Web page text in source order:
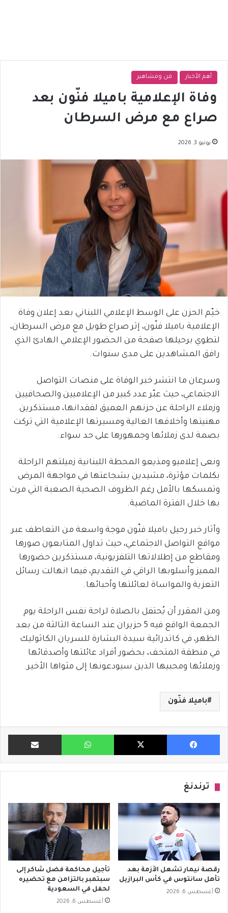
أهم الأخبار فن ومشاهير
وفاة الإعلامية باميلا فنّون بعد
صراع مع مرض السرطان
يونيو 3, 2026
خيّم الحزن على الوسط الإعلامي اللبناني بعد إعلان وفاة
الإعلامية باميلا فنّون، إثر صراع طويل مع مرض السرطان،
لتطوي برحيلها صفحة من الحضور الإعلامي الهادئ الذي
رافق المشاهدين على مدى سنوات.
وسرعان ما انتشر خبر الوفاة على منصات التواصل
الاجتماعي، حيث عبّر عدد كبير من الإعلاميين والصحافيين
وزملاء الراحلة عن حزنهم العميق لفقدانها، مستذكرين
مهنيتها وأخلاقها العالية ومسيرتها الإعلامية التي تركت
بصمة لدى زملائها وجمهورها على حد سواء.
ونعى إعلاميو ومذيعو المحطة اللبنانية زميلتهم الراحلة
بكلمات مؤثرة، مشيدين بشجاعتها في مواجهة المرض
وتمسكها بالأمل رغم الظروف الصحية الصعبة التي مرت
بها خلال الفترة الماضية.
وأثار خبر رحيل باميلا فنّون موجة واسعة من التعاطف عبر
مواقع التواصل الاجتماعي، حيث تداول المتابعون صورها
ومقاطع من إطلالاتها التلفزيونية، مستذكرين حضورها
المميز وأسلوبها الراقي في التقديم، فيما انهالت رسائل
التعزية والمواساة لعائلتها وأحبائها.
ومن المقرر أن يُحتفل بالصلاة لراحة نفس الراحلة يوم
الجمعة الواقع فيه 5 حزيران عند الساعة الثالثة من بعد
الظهر، في كاتدرائية سيدة البشارة للسريان الكاثوليك
في منطقة المتحف، بحضور أفراد عائلتها وأصدقائها
وزملائها ومحبيها الذين سيودعونها إلى مثواها الأخير.
باميلا فنّون
فيسبوك X واتساب مشاركة
ترندنغ
رقصة نيمار تشعل الأزمة بعد
تأهل سانتوس في كأس البرازيل
أغسطس 6, 2026
تأجيل محاكمة فضل شاكر إلى
سبتمبر بالتزامن مع تحضيره
لحفل في السعودية
أغسطس 6, 2026